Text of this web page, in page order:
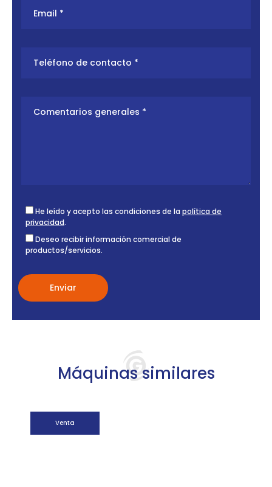
He leído y acepto las condiciones de la política de
privacidad.
Deseo recibir información comercial de
productos/servicios.
Máquinas similares
Venta